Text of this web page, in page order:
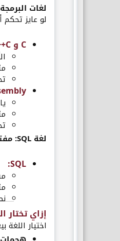
لغات
لو عايز
C و C++
لغة SQL: مفتاح قواعد البيانات 🔐
SQL
:​
إزاي تختار
اختيار